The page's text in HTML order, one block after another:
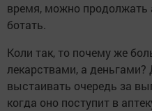
время, можно
ботать.
Коли так, то почему же
лекарствами, а
выстаивать очередь за
когда оно поступит в